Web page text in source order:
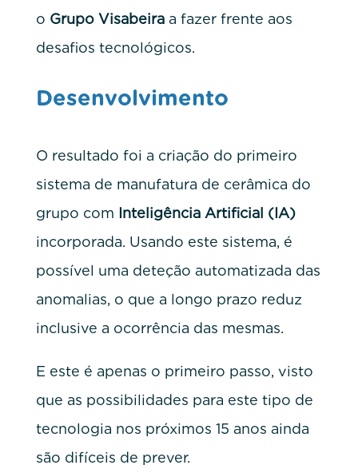
o Grupo Visabeiraa fazer frente aos
desafios tecnológicos.
Desenvolvimento
O resultado foi a criação do primeiro
sistema de manufatura de cerâmica do
grupo com Inteligência Artificial (IA)
incorporada. Usando este sistema, é
possível uma deteção automatizada das
anomalias, o que a longo prazo reduz
inclusive a ocorrência das mesmas.
E este é apenas o primeiro passo, visto
que as possibilidades para este tipo de
tecnologia nos próximos 15 anos ainda
são difíceis de prever.